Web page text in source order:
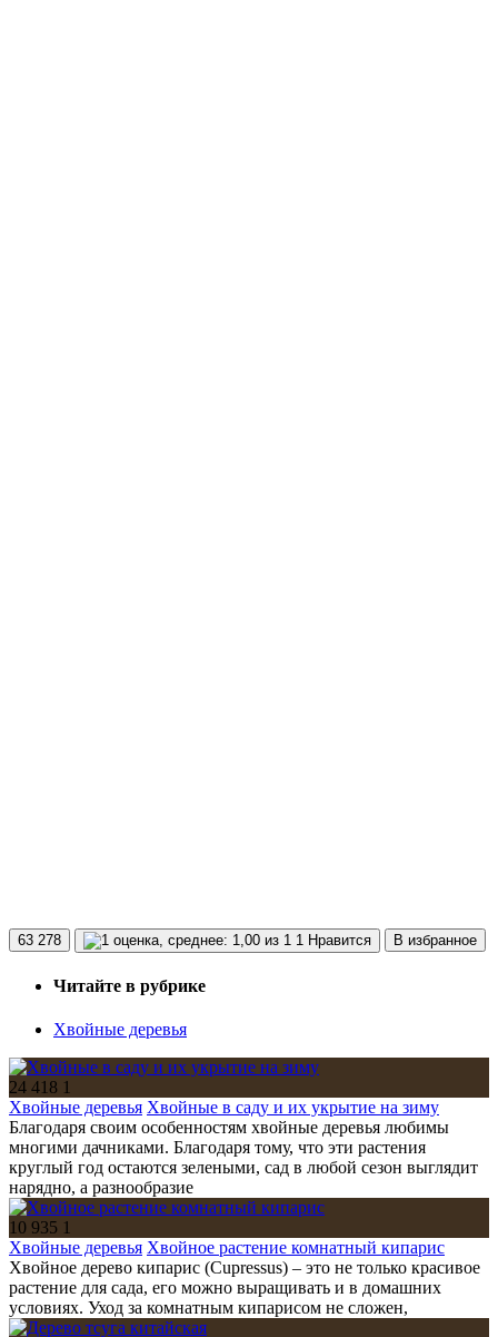
63 278 1 Нравится В избранное
Читайте в рубрике
Хвойные деревья
24 418 1
Хвойные деревья Хвойные в саду и их укрытие на зиму
Благодаря своим особенностям хвойные деревья любимы
многими дачниками. Благодаря тому, что эти растения
круглый год остаются зелеными, сад в любой сезон выглядит
нарядно, а разнообразие
10 935 1
Хвойные деревья Хвойное растение комнатный кипарис
Хвойное дерево кипарис (Cupressus) – это не только красивое
растение для сада, его можно выращивать и в домашних
условиях. Уход за комнатным кипарисом не сложен,